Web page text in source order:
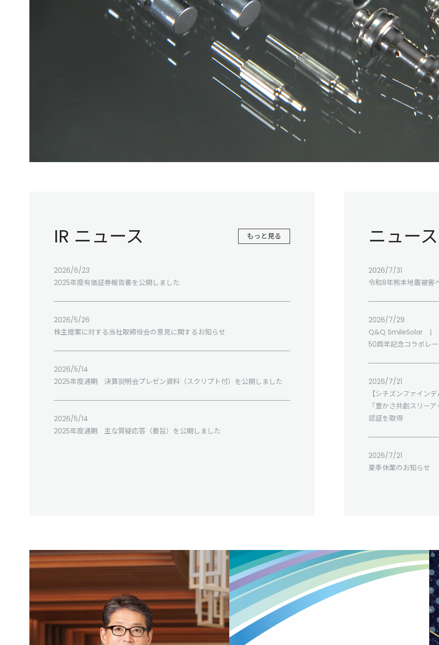
IR ニュース もっと見る
2026/6/23
2025年度有価証券報告書を公開しました
2026/5/26
株主提案に対する当社取締役会の意見に関するお知らせ
2026/5/14
2025年度通期 決算説明会プレゼン資料（スクリプト付）を公開しました
2026/5/14
2025年度通期 主な質疑応答（要旨）を公開しました
ニュース
2026/7/31
令和8年熊本地震被害
2026/7/29
Q&Q SmileSolar |
50周年記念コラボレ
2026/7/21
【シチズンファイン
「豊かさ共創スリー
認証を取得
2026/7/21
夏季休業のお知らせ